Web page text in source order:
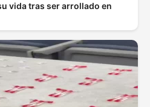
vida tras ser arrollado en